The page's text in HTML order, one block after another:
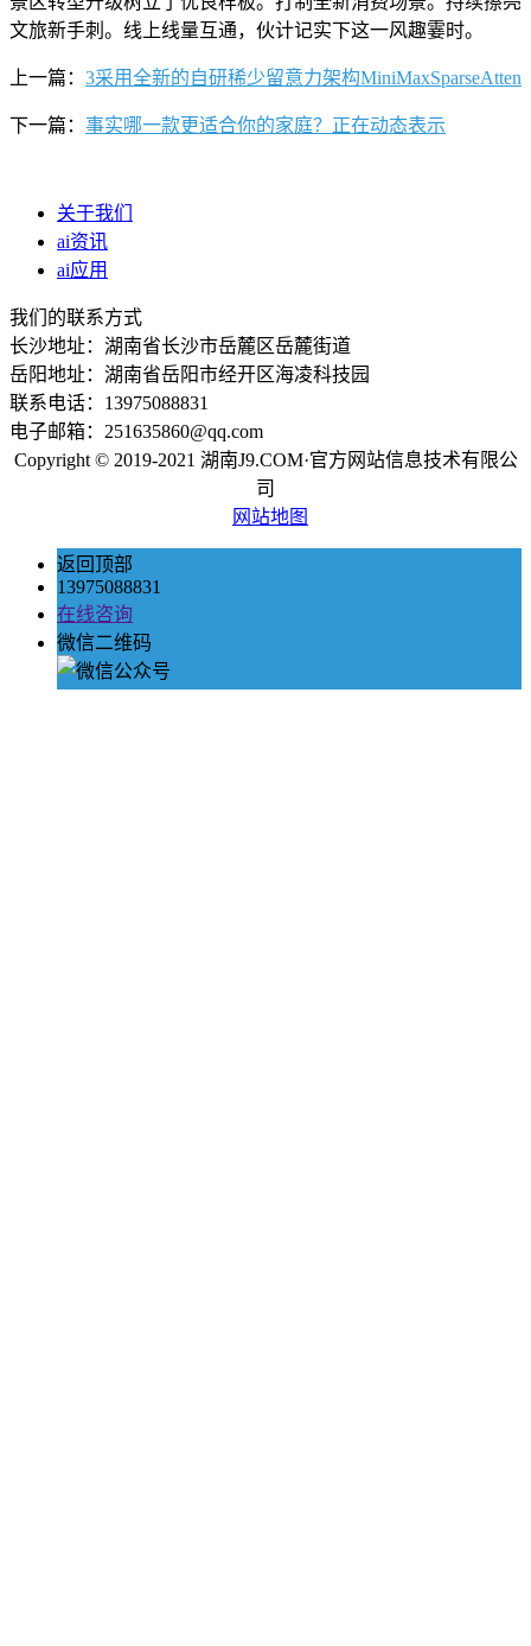
文旅新手刺。线上线量互通，伙计记实下这一风趣霎时。
上一篇： 3采用全新的自研稀少留意力架构MiniMaxSparseAtten
下一篇： 事实哪一款更适合你的家庭？正在动态表示
关于我们
ai资讯
ai应用
我们的联系方式
长沙地址：湖南省长沙市岳麓区岳麓街道
岳阳地址：湖南省岳阳市经开区海凌科技园
联系电话：13975088831
电子邮箱：251635860@qq.com
Copyright © 2019-2021 湖南J9.COM·官方网站信息技术有限公
司
网站地图
返回顶部
13975088831
在线咨询
微信二维码